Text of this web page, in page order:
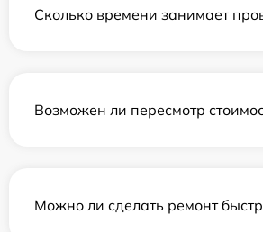
Сколько времени занимает
Возможен ли пересмотр
Можно ли сделать ремонт